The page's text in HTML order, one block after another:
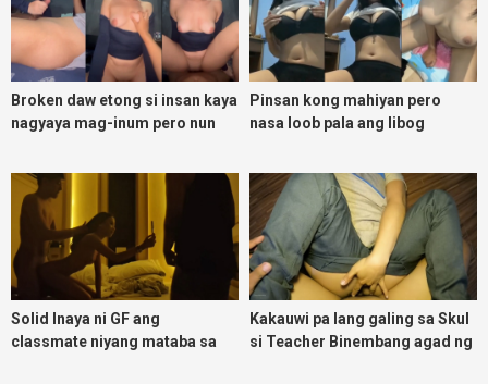
Broken daw etong si insan kaya
nagyaya mag-inum pero nun
Pinsan kong mahiyan pero
nasa loob pala ang libog
Solid Inaya ni GF ang
classmate niyang mataba sa
Kakauwi pa lang galing sa Skul
si Teacher Binembang agad ng